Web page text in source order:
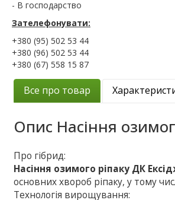
- В господарство
Зателефонувати:
+380 (95) 502 53 44
+380 (96) 502 53 44
+380 (67) 558 15 87
Все про товар
Опис Насіння
Про гібрид:
Насіння озимого ріпаку ДК
основних хвороб ріпаку, у тому
Технологія вирощування: